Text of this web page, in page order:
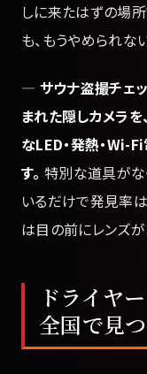
しに来たはずの場
も、もうやめられな
— サウナ盗撮チェ
まれた隠しカメラを
なLED・発熱・Wi-
す。 特別な道具がな
いるだけで発見率
は目の前にレンズが
ドライヤ
全国で見